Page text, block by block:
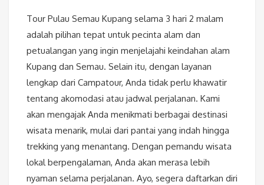
Tour Pulau Semau Kupang selama 3 hari 2 malam
adalah pilihan tepat untuk pecinta alam dan
petualangan yang ingin menjelajahi keindahan alam
Kupang dan Semau. Selain itu, dengan layanan
lengkap dari Campatour, Anda tidak perlu khawatir
tentang akomodasi atau jadwal perjalanan. Kami
akan mengajak Anda menikmati berbagai destinasi
wisata menarik, mulai dari pantai yang indah hingga
trekking yang menantang. Dengan pemandu wisata
lokal berpengalaman, Anda akan merasa lebih
nyaman selama perjalanan. Ayo, segera daftarkan diri